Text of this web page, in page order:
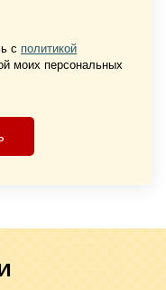
с политикой
моих персональных